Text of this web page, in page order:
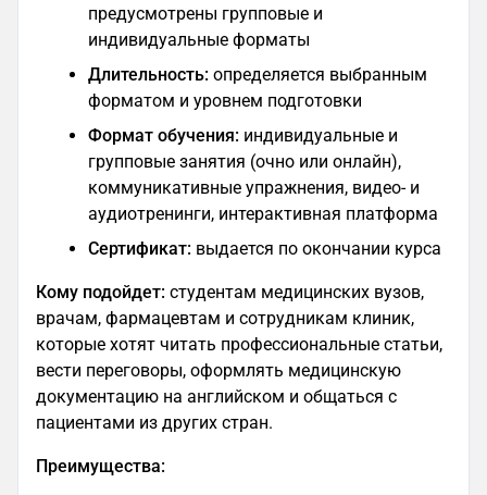
предусмотрены групповые и
индивидуальные форматы
Длительность: определяется выбранным
форматом и уровнем подготовки
Формат обучения: индивидуальные и
групповые занятия (очно или онлайн),
коммуникативные упражнения, видео- и
аудиотренинги, интерактивная платформа
Сертификат: выдается по окончании курса
Кому подойдет: студентам медицинских вузов,
врачам, фармацевтам и сотрудникам клиник,
которые хотят читать профессиональные статьи,
вести переговоры, оформлять медицинскую
документацию на английском и общаться с
пациентами из других стран.
Преимущества: